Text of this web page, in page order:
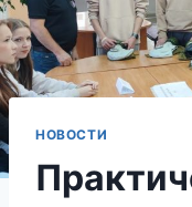
НОВОСТИ